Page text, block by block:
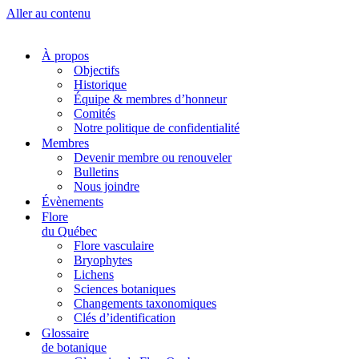
Aller au contenu
À propos
Objectifs
Historique
Équipe & membres d’honneur
Comités
Notre politique de confidentialité
Membres
Devenir membre ou renouveler
Bulletins
Nous joindre
Évènements
Flore
du Québec
Flore vasculaire
Bryophytes
Lichens
Sciences botaniques
Changements taxonomiques
Clés d’identification
Glossaire
de botanique